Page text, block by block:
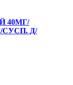
40МГ/
СУСП. Д/